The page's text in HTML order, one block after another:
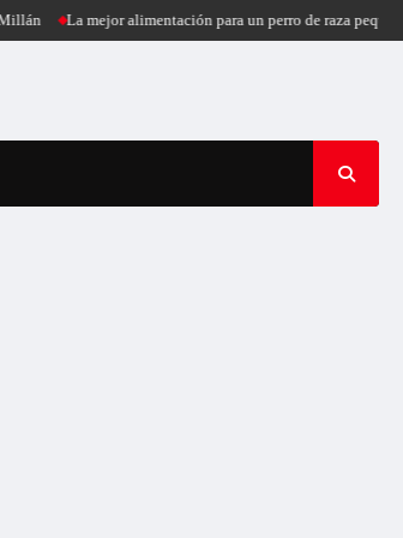
La mejor alimentación para un perro de raza pequeña